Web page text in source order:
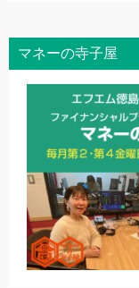
探
す
マネーの寺子屋